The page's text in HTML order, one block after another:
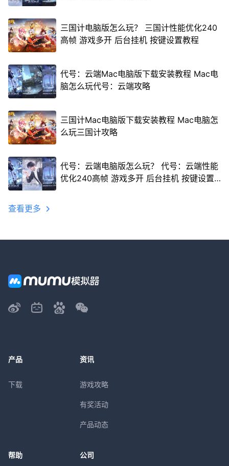
三国计电脑版怎么玩？ 三国计性能优化240
高帧 游戏多开 后台挂机 按键设置教程
代号：云端Mac电脑版下载安装教程 Mac电
脑怎么玩代号：云端攻略
三国计Mac电脑版下载安装教程 Mac电脑怎
么玩三国计攻略
代号：云端电脑版怎么玩？ 代号：云端性能
优化240高帧 游戏多开 后台挂机 按键设置
查看更多
产品
下载
资讯
游戏攻略
有奖活动
产品动态
帮助 公司